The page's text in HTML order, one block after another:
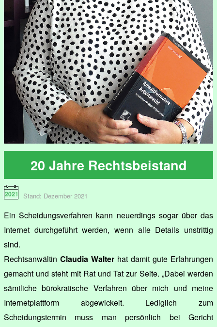
20 Jahre Rechtsbeistand
Stand: Dezember 2021
Ein Scheidungsverfahren kann neuerdings sogar über das
Internet durchgeführt werden, wenn alle Details unstrittig
sind.
Rechtsanwältin Claudia Walter hat damit gute Erfahrungen
gemacht und steht mit Rat und Tat zur Seite. „Dabei werden
sämtliche bürokratische Verfahren über mich und meine
Internetplattform abgewickelt. Lediglich zum
Scheidungstermin muss man persönlich bei Gericht